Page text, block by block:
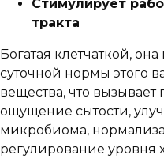
Стимулирует
тракта
Богатая клетчаткой,
суточной нормы этого
вещества, что
ощущение сытости,
микробиома,
регулирование уровня